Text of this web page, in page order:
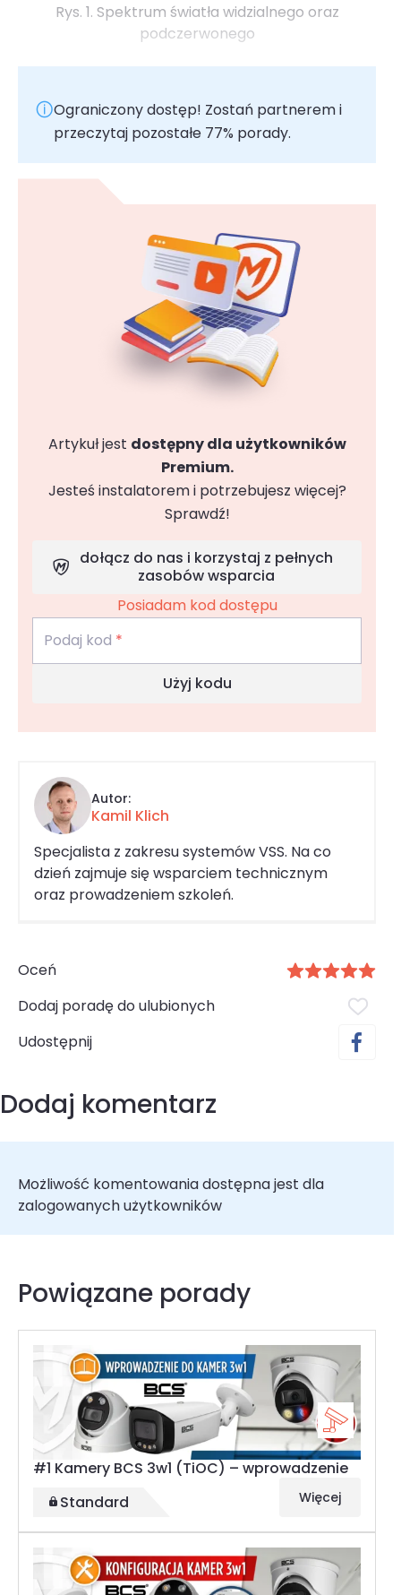
Rys. 1. Spektrum światła widzialnego oraz
podczerwonego
Ograniczony dostęp! Zostań partnerem i
przeczytaj pozostałe 77% porady.
Artykuł jest dostępny dla użytkowników
Premium.
Jesteś instalatorem i potrzebujesz więcej?
Sprawdź!
dołącz do nas i korzystaj z pełnych
zasobów wsparcia
Posiadam kod dostępu
Podaj kod *
Użyj kodu
Oceń
Dodaj poradę do ulubionych
Udostępnij
Autor:
Kamil Klich
Specjalista z zakresu systemów VSS. Na co
dzień zajmuje się wsparciem technicznym
oraz prowadzeniem szkoleń.
Dodaj komentarz
Możliwość komentowania dostępna jest dla
zalogowanych użytkowników
Powiązane porady
#1 Kamery BCS 3w1 (TiOC) – wprowadzenie
Standard
Więcej